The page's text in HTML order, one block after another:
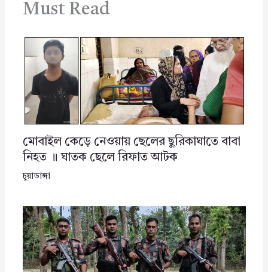
Must Read
মোবাইল কেড়ে নেওয়ায় ছেলের ছুরিকাঘাতে বাবা
নিহত ॥ ঘাতক ছেলে রিফাত আটক
চুয়াডাঙ্গা